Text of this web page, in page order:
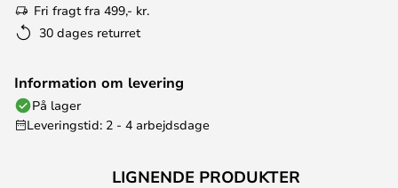
Fri fragt fra 499,- kr.
30 dages returret
Information om levering
På lager
Leveringstid: 2 - 4 arbejdsdage
LIGNENDE PRODUKTER